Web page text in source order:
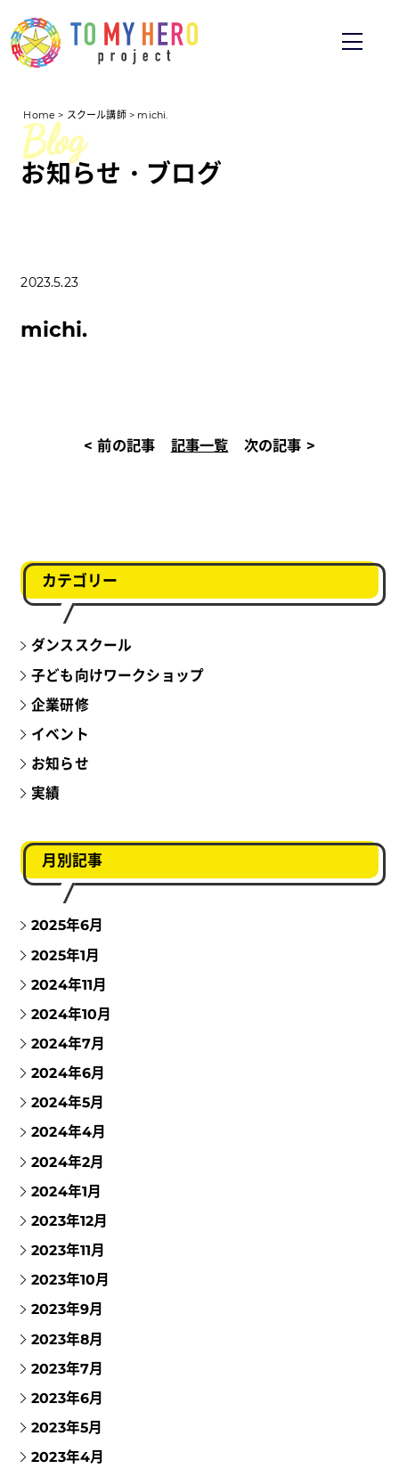
Home > スクール講師> michi.
お知らせ・ブログ
カテゴリー
ダンススクール
子ども向けワークショップ
企業研修
イベント
お知らせ
実績
月別記事
2025年6月
2025年1月
2024年11月
2024年10月
2024年7月
2024年6月
2024年5月
2024年4月
2024年2月
2024年1月
2023年12月
2023年11月
2023年10月
2023年9月
2023年8月
2023年7月
2023年6月
2023年5月
2023年4月
2023.5.23
michi.
< 前の記事 記事一覧 次の記事 >